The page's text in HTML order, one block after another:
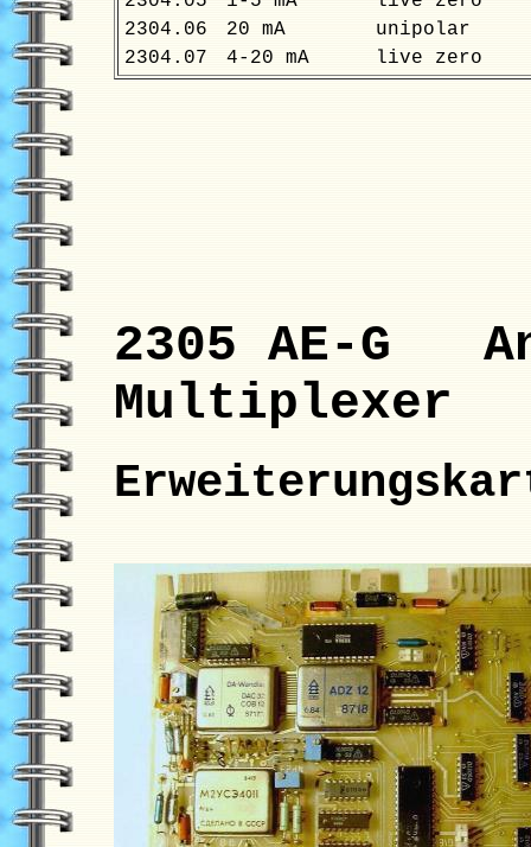
2304.06
20 mA
unipolar
2304.07
4-20 mA live zero
2305 AE-G
Multiplexer